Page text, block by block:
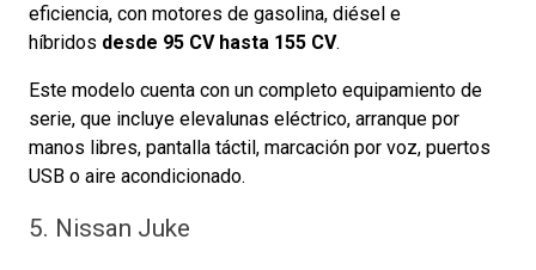
eficiencia, con motores de gasolina, diésel e
híbridos desde 95 CV hasta 155 CV.
Este modelo cuenta con un completo equipamiento de
serie, que incluye elevalunas eléctrico, arranque por
manos libres, pantalla táctil, marcación por voz, puertos
USB o aire acondicionado.
5. Nissan Juke